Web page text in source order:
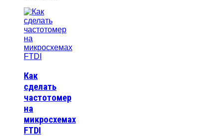
Как
сделать
частотомер
на
микросхемах
FTDI